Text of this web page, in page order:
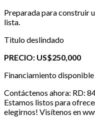
Preparada para construir
lista.
Titulo deslindado
PRECIO: US$250,000
Financiamiento
Contáctenos ahora: RD:
Estamos listos para
elegirnos! Visítenos en